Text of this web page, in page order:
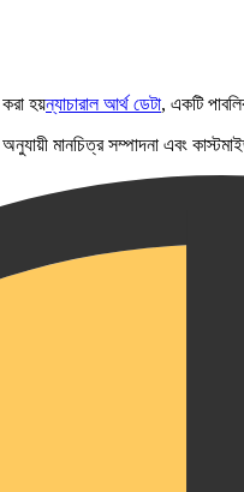
হয়ন্যাচারাল আর্থ ডেটা, একটি
মানচিত্র সম্পাদনা এবং